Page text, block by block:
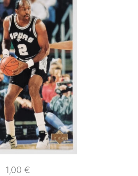
1,00 €